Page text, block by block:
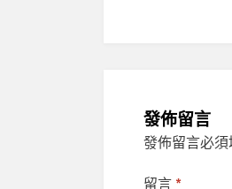
發佈留言
發佈留言必
留言 *